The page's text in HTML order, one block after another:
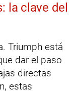
la clave del
Triumph está
dar el paso
directas
estas